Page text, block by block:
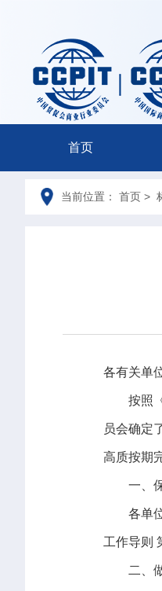
首页
当前位置： 首页 >
各有关单
按照
员会确定
高质按期
一、
各单
工作导则
二、